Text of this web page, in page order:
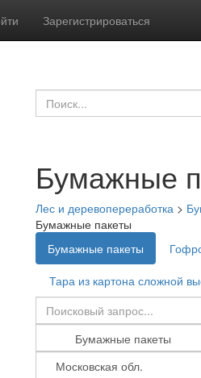
Зарегистрироваться
Бумажные
Лес и деревопереработка >
Бумажные пакеты
Бумажные пакеты
Тара из картона сложной